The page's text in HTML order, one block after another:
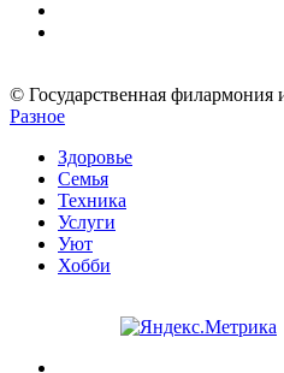
© Государственная
Разное
Здоровье
Семья
Техника
Услуги
Уют
Хобби